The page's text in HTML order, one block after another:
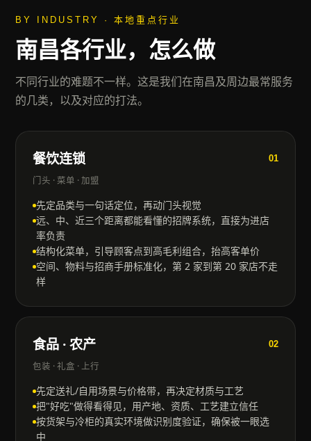
BY INDUSTRY · 本地重点行业
南昌各行业，怎么做
不同行业的难题不一样。这是我们在南昌及周边最常服务
的几类，以及对应的打法。
餐饮连锁 01
门头 · 菜单 · 加盟
先定品类与一句话定位，再动门头视觉
远、中、近三个距离都能看懂的招牌系统，直接为进店
率负责
结构化菜单，引导顾客点到高毛利组合，抬高客单价
空间、物料与招商手册标准化，第 2 家到第 20 家店不走
样
食品 · 农产 02
包装 · 礼盒 · 上行
先定送礼/自用场景与价格带，再决定材质与工艺
把"好吃"做得看得见，用产地、资质、工艺建立信任
按货架与冷柜的真实环境做识别度验证，确保被一眼选
中